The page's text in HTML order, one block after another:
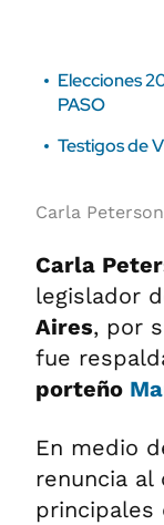
Elecciones
PASO
Testigos de
Carla
Carla
legislador
Aires, por
fue
porteño
En medio
renuncia al
principales